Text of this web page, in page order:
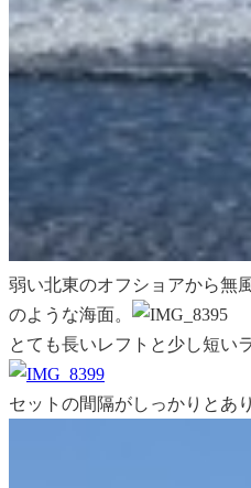
弱い北東のオフショアから無
のような海面。
とても長いレフトと少し短い
セットの間隔がしっかりとあ